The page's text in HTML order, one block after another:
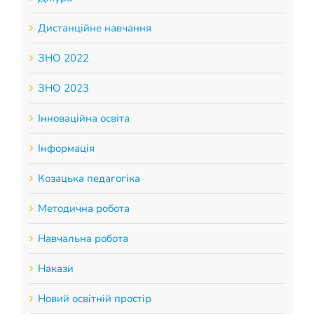
Дистанційне навчання
ЗНО 2022
ЗНО 2023
Інноваційна освіта
Інформація
Козацька педагогіка
Методична робота
Навчальна робота
Накази
Новий освітній простір